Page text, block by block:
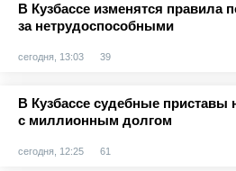
В Кузбассе изменятся правила
за нетрудоспособными
сегодня, 13:03 39
В Кузбассе судебные
с миллионным долгом
сегодня, 12:25 61